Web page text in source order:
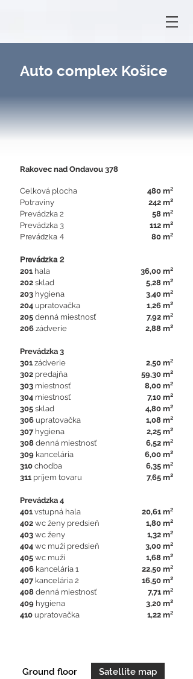
Auto complex Košice
Rakovec nad Ondavou 378
Celková plocha
Potraviny
Prevádzka 2
Prevádzka 3
Prevádzka 4
Prevádzka 2
201 hala
202 sklad
203 hygiena
204 upratovačka
205 denná miestnosť
206 zádverie
Prevádzka 3
301 zádverie
302 predajňa
303 miestnosť
304 miestnosť
305 sklad
306 upratovačka
307 hygiena
308 denná miestnosť
309 kancelária
310 chodba
311 príjem tovaru
Prevádzka 4
401 vstupná hala
402 wc ženy predsieň
403 wc ženy
404 wc muži predsieň
405 wc muži
406 kancelária 1
407 kancelária 2
408 denná miestnosť
409 hygiena
410 upratovačka
480 m²
242 m²
58 m²
112 m²
80 m²
36,00 m²
5,28 m²
3,40 m²
1,26 m²
7,92 m²
2,88 m²
2,50 m²
59,30 m²
8,00 m²
7,10 m²
4,80 m²
1,08 m²
2,25 m²
6,52 m²
6,00 m²
6,35 m²
7,65 m²
20,61 m²
1,80 m²
1,32 m²
3,00 m²
1,68 m²
22,50 m²
16,50 m²
7,71 m²
3,20 m²
1,22 m²
Ground floor Satellite map